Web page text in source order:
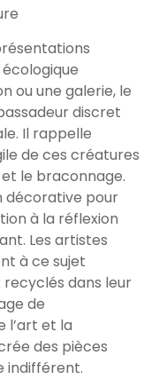
ou une galerie, le
discret
Il rappelle
de ces créatures
le braconnage.
décorative pour
à la réflexion
Les artistes
à ce sujet
dans leur
de
l’art et la
des pièces
indifférent.